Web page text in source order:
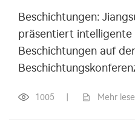
Beschichtungen:
präsentiert intelligente
Beschichtungen auf
1005 Mehr